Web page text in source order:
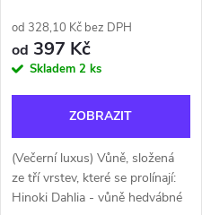
od 328,10 Kč bez DPH
od 397 Kč
Skladem 2 ks
ZOBRAZIT
(Večerní luxus) Vůně, složená
ze tří vrstev, které se prolínají:
Hinoki Dahlia - vůně hedvábné